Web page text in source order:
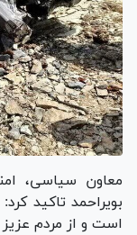
معاون سیاسی،
بویراحمد تاکید
است و از مردم